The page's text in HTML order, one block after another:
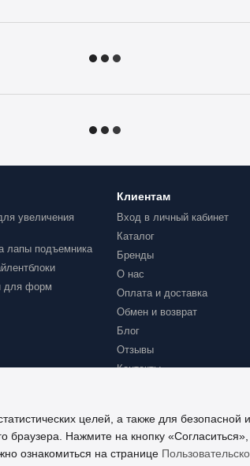
увеличения
лапы подъемника
для форм
Клиентам
Вход в личный кабинет
Каталог
Бренды
О нас
Оплата и доставка
Обмен и возврат
Блог
Отзывы
Контакты
целей, а также для безопасной
браузера. Нажмите на кнопку
ознакомиться на странице